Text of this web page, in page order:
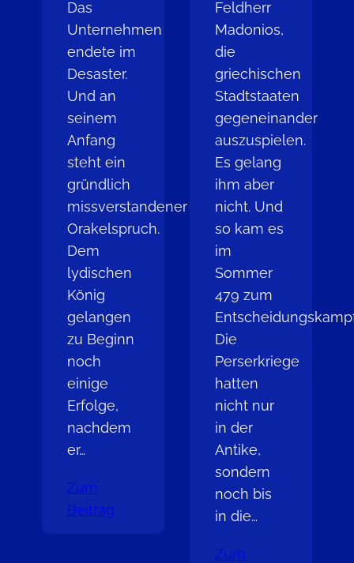
Das
Unternehmen
endete im
Desaster.
Und an
seinem
Anfang
steht ein
gründlich
missverstandener
Orakelspruch.
Dem
lydischen
König
gelangen
zu Beginn
noch
einige
Erfolge,
nachdem
er…
Zum
Beitrag
Feldherr
Madonios,
die
griechischen
Stadtstaaten
gegeneinander
auszuspielen.
Es gelang
ihm aber
nicht. Und
so kam es
im
Sommer
479 zum
Die
Perserkriege
hatten
nicht nur
in der
Antike,
sondern
noch bis
in die…
Zum